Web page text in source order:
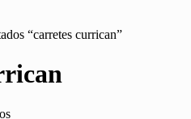
“carretes currican”